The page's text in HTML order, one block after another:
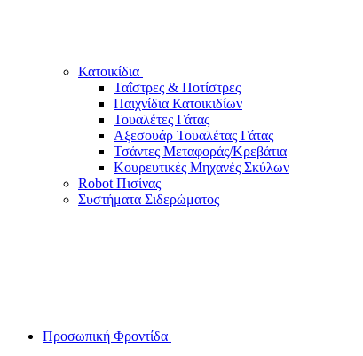
Κατοικίδια
Ταΐστρες & Ποτίστρες
Παιχνίδια Κατοικιδίων
Τουαλέτες Γάτας
Αξεσουάρ Τουαλέτας Γάτας
Τσάντες Μεταφοράς/Κρεβάτια
Κουρευτικές Μηχανές Σκύλων
Robot Πισίνας
Συστήματα Σιδερώματος
Προσωπική Φροντίδα